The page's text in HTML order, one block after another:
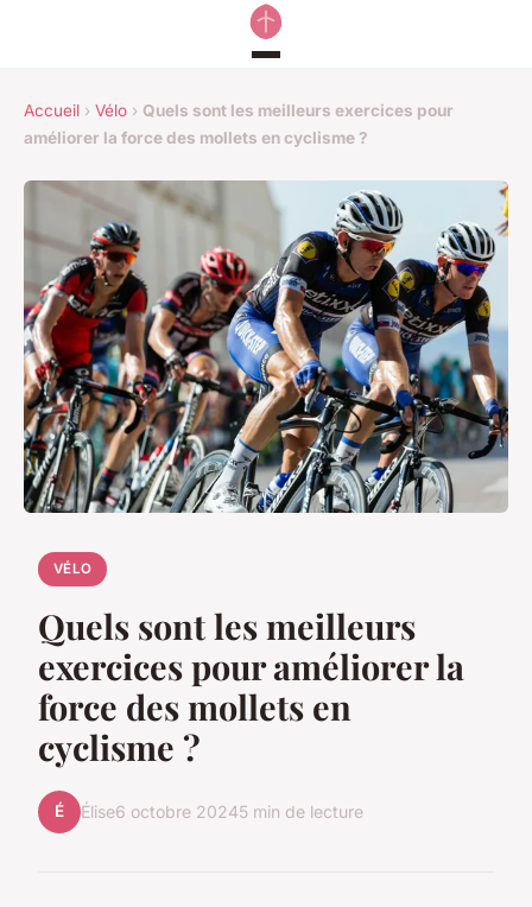
Accueil › Vélo › Quels sont les meilleurs exercices pour
améliorer la force des mollets en cyclisme ?
VÉLO
Quels sont les meilleurs
exercices pour améliorer la
force des mollets en
cyclisme ?
É Élise6 octobre 20245 min de lecture